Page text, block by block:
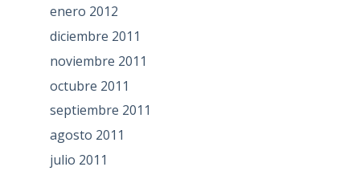
enero 2012
diciembre 2011
noviembre 2011
octubre 2011
septiembre 2011
agosto 2011
julio 2011